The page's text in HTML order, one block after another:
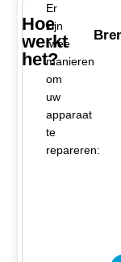
Hoe
werkt
het?
Er
zijn
twee
manieren
om
uw
apparaat
te
repareren: